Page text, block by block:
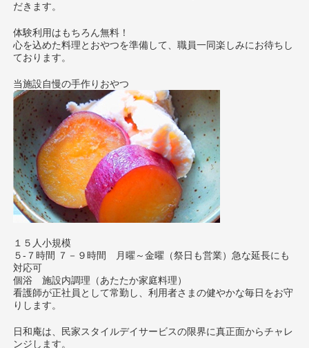
だきます。
体験利用はもちろん無料！
心を込めた料理とおやつを準備して、職員一同楽しみにお待ちし
ております。
当施設自慢の手作りおやつ
１５人小規模
５-７時間 ７－９時間 月曜～金曜（祭日も営業）急な延長にも
対応可
個浴 施設内調理（あたたか家庭料理）
看護師が正社員として常勤し、利用者さまの健やかな毎日をお守
りします。
日和庵は、民家スタイルデイサービスの限界に真正面からチャレ
ンジします。